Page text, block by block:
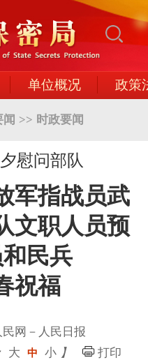
单位概况 政策
>> 时政要闻
慰问部队
军指战员武
文职人员预
民兵
祝福
网－人民日报
大 中 小 】 打印